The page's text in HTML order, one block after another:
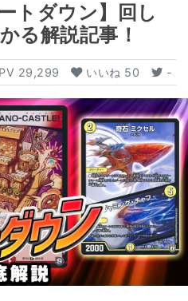
トダウン】回し
る解説記事！
PV 29,299 いいね 50 -